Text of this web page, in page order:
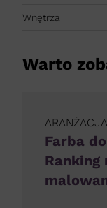
Wnętrza
Warto
Farba
Ranking